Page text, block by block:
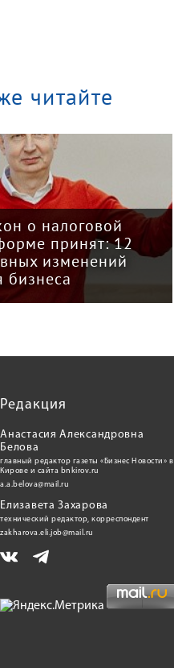
читайте
о налоговой
принят: 12
изменений
бизнеса
Редакция
Анастасия Александровна
Белова
главный редактор газеты «Бизнес Новости» в
Кирове и сайта bnkirov.ru
a.a.belova@mail.ru
Елизавета Захарова
технический редактор, корреспондент
zakharova.eli.job@mail.ru